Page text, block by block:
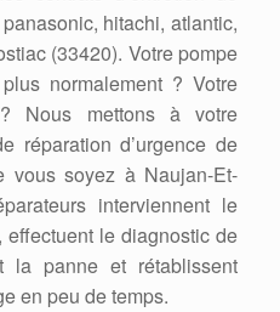
hitachi, atlantic,
(33420). Votre pompe
normalement ? Votre
Nous mettons à votre
réparation d’urgence de
vous soyez à Naujan-Et-
interviennent le
le diagnostic de
la panne et rétablissent
en peu de temps.